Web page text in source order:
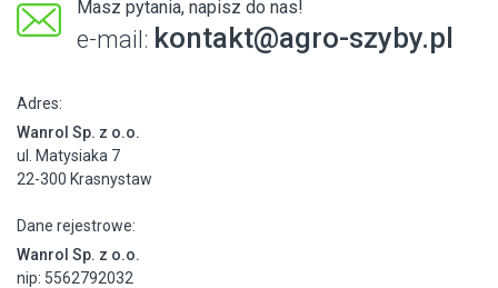
Masz pytania, napisz do nas!
e-mail: kontakt@agro-szyby.pl
Adres:
Wanrol Sp. z o.o.
ul. Matysiaka 7
22-300 Krasnystaw
Dane rejestrowe:
Wanrol Sp. z o.o.
nip: 5562792032